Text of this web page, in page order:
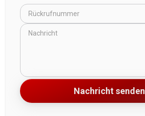
Nachricht senden